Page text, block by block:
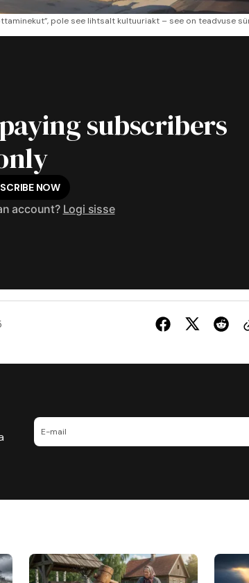
pole see lihtsalt kultuuriakt – see on teadvuse
subscribers
NOW
account? Logi sisse